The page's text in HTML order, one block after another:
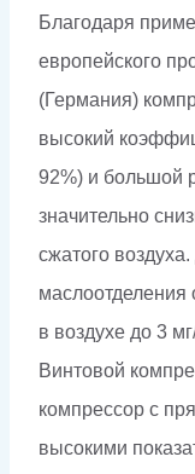
Благодаря
европейского
(Германия)
высокий
92%) и большой
значительно
сжатого
маслоотделения
в воздухе до 3
Винтовой
компрессор с
высокими